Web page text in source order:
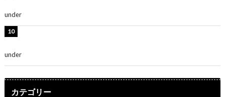
under
under
カテゴリー